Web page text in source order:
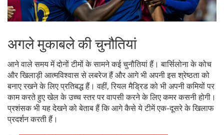
अगले मुकाबले की चुनौतियां
आने वाले समय में दोनों टीमों के सामने कई चुनौतियां हैं। बार्सिलोना के कोच
और खिलाड़ी आत्मविश्वास से लबरेज हैं और आगे भी अपनी इस श्रेष्ठता को
बनाए रखने के लिए प्रतिबद्ध हैं। वहीं, रियल मैड्रिड को भी अपनी कमियों पर
काम करते हुए खेल के उच्च स्तर पर वापसी करने के लिए कमर कसनी होगी।
प्रशंसक भी यह देखने को बेताब हैं कि आगे कैसे ये टीमें एक-दूसरे के खिलाफ
प्रदर्शन करती हैं।